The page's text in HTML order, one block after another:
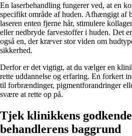
En laserbehandling fungerer ved, at en
specifikt område af huden. Afhængigt af
laseren enten fjerne hår, stimulere
eller nedbryde farvestoffer i huden. Det
også en, der kræver stor viden om
sikkerhed.
Derfor er det vigtigt, at du vælger en
rette uddannelse og erfaring. En forkert
til forbrændinger, pigmentforandringer
svære at rette op på.
Tjek klinikkens
behandlerens baggrund